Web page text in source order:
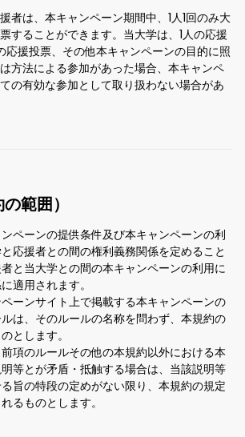
者は、本キャンペーン期間中、1人1回のみ大
することができます。当大学は、1人の応援
応援投票、その他本キャンペーンの目的に照
方法による参加があった場合、本キャンペ
の有効な参加として取り扱わない場合があ
範囲）
ペーンの提供条件及び本キャンペーンの利
応援者との間の権利義務関係を定めること
と当大学との間の本キャンペーンの利用に
適用されます。
ーンサイト上で掲載する本キャンペーンの
は、そのルールの名称を問わず、本規約の
とします。
項のルールその他の本規約以外における本
等とが矛盾・抵触する場合は、当該説明等
旨の特段の定めがない限り、本規約の規定
るものとします。